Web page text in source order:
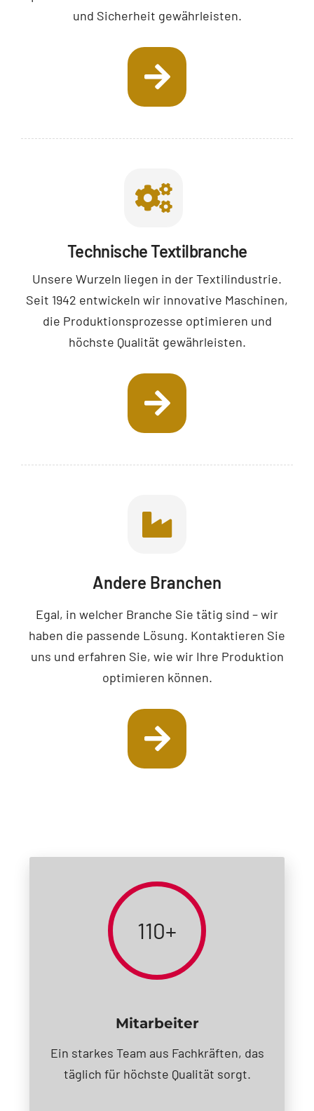
und Sicherheit gewährleisten.
Technische Textilbranche
Unsere Wurzeln liegen in der Textilindustrie.
Seit 1942 entwickeln wir innovative Maschinen,
die Produktionsprozesse optimieren und
höchste Qualität gewährleisten.
Andere Branchen
Egal, in welcher Branche Sie tätig sind – wir
haben die passende Lösung. Kontaktieren Sie
uns und erfahren Sie, wie wir Ihre Produktion
optimieren können.
110+
Mitarbeiter
Ein starkes Team aus Fachkräften, das
täglich für höchste Qualität sorgt.